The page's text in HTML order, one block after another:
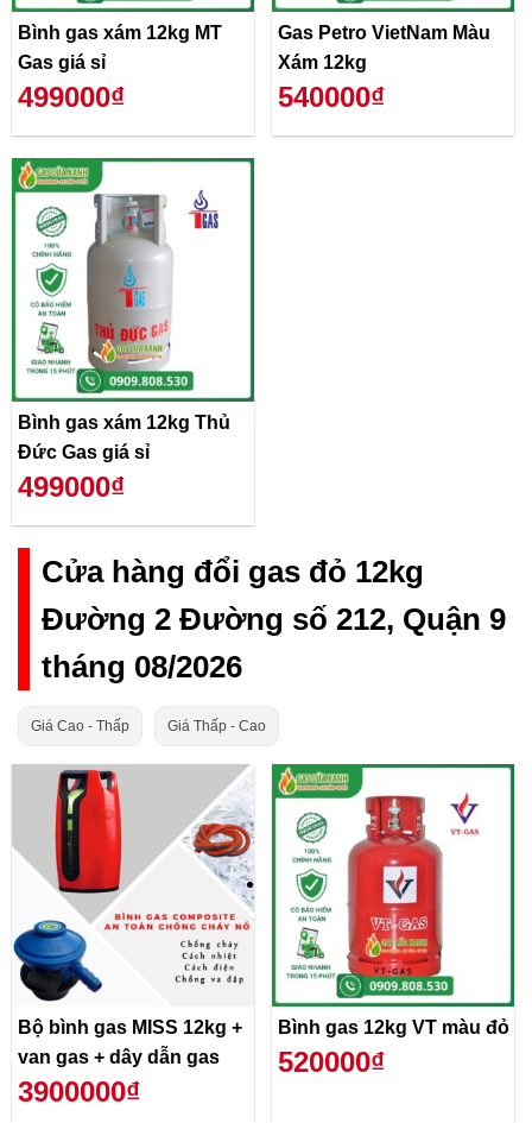
Bình gas xám 12kg MT
Gas giá sỉ
499000₫
Gas Petro VietNam Màu
Xám 12kg
540000₫
Bình gas xám 12kg Thủ
Đức Gas giá sỉ
499000₫
Cửa hàng đổi gas đỏ 12kg
Đường 2 Đường số 212, Quận 9
tháng 08/2026
Giá Cao - Thấp Giá Thấp - Cao
Bộ bình gas MISS 12kg +
van gas + dây dẫn gas
3900000₫
Bình gas 12kg VT màu đỏ
520000₫